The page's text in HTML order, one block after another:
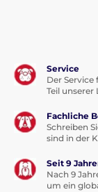
Service
Der
Teil unserer
Fachliche
Schreiben
sind in der
Seit 9
Nach 9
um ein